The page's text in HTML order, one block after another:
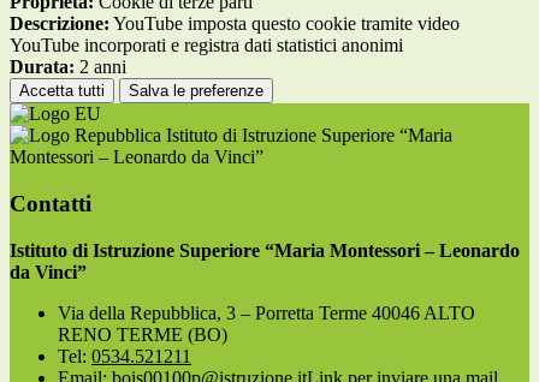
Descrizione: YouTube imposta questo cookie tramite video
YouTube incorporati e registra dati statistici anonimi
Durata: 2 anni
Accetta tutti Salva le preferenze
Istituto di Istruzione Superiore “Maria
Montessori – Leonardo da Vinci”
Contatti
Istituto di Istruzione Superiore “Maria Montessori – Leonardo
da Vinci”
Via della Repubblica, 3 – Porretta Terme 40046 ALTO
RENO TERME (BO)
Tel: 0534.521211
Email: bois00100p@istruzione.itLink per inviare una mail